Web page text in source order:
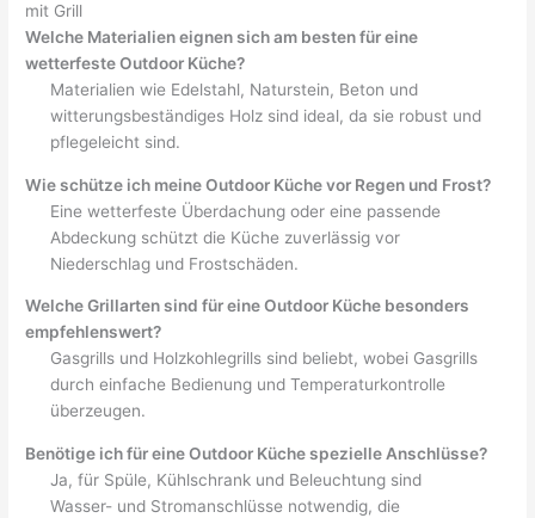
mit Grill
Welche Materialien eignen sich am besten für eine
wetterfeste Outdoor Küche?
Materialien wie Edelstahl, Naturstein, Beton und
witterungsbeständiges Holz sind ideal, da sie robust und
pflegeleicht sind.
Wie schütze ich meine Outdoor Küche vor Regen und Frost?
Eine wetterfeste Überdachung oder eine passende
Abdeckung schützt die Küche zuverlässig vor
Niederschlag und Frostschäden.
Welche Grillarten sind für eine Outdoor Küche besonders
empfehlenswert?
Gasgrills und Holzkohlegrills sind beliebt, wobei Gasgrills
durch einfache Bedienung und Temperaturkontrolle
überzeugen.
Benötige ich für eine Outdoor Küche spezielle Anschlüsse?
Ja, für Spüle, Kühlschrank und Beleuchtung sind
Wasser- und Stromanschlüsse notwendig, die